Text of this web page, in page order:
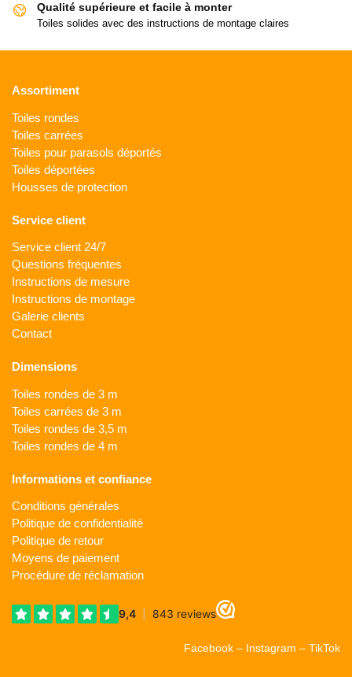
Qualité supérieure et facile à monter
Toiles solides avec des instructions de montage claires
Assortiment
Toiles rondes
Toiles carrées
Toiles pour parasols déportés
Toiles déportées
Housses de protection
Service client
Service client 24/7
Questions fréquentes
Instructions de mesure
Instructions de montage
Galerie clients
Contact
Dimensions
Toiles rondes de 3 m
Toiles carrées de 3 m
Toiles rondes de 3,5 m
Toiles rondes de 4 m
Informations et confiance
Conditions générales
Politique de confidentialité
Politique de retour
Moyens de paiement
Procédure de réclamation
Facebook – Instagram – TikTok